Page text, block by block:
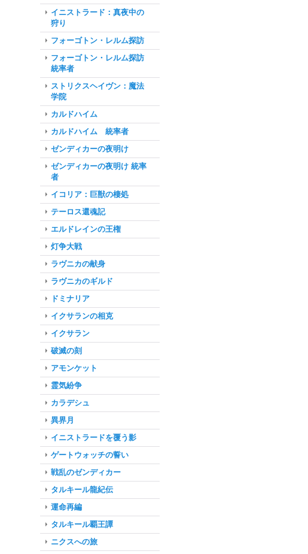
イニストラード：真夜中の
狩り
フォーゴトン・レルム探訪
フォーゴトン・レルム探訪
統率者
ストリクスヘイヴン：魔法
学院
カルドハイム
カルドハイム 統率者
ゼンディカーの夜明け
ゼンディカーの夜明け 統率
者
イコリア：巨獣の棲処
テーロス還魂記
エルドレインの王権
灯争大戦
ラヴニカの献身
ラヴニカのギルド
ドミナリア
イクサランの相克
イクサラン
破滅の刻
アモンケット
霊気紛争
カラデシュ
異界月
イニストラードを覆う影
ゲートウォッチの誓い
戦乱のゼンディカー
タルキール龍紀伝
運命再編
タルキール覇王譚
ニクスへの旅